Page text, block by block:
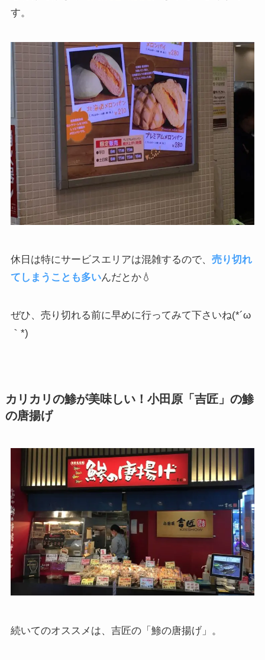
す。
休日は特にサービスエリアは混雑するので、 売り切れ
てしまうことも多いんだとか💧
ぜひ、売り切れる前に早めに行ってみて下さいね(*´ω
｀*)
カリカリの鯵が美味しい！小田原「吉匠」の鯵
の唐揚げ
続いてのオススメは、吉匠の「鯵の唐揚げ」。